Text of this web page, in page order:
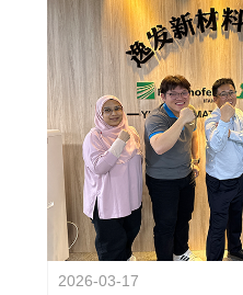
2026-03-17